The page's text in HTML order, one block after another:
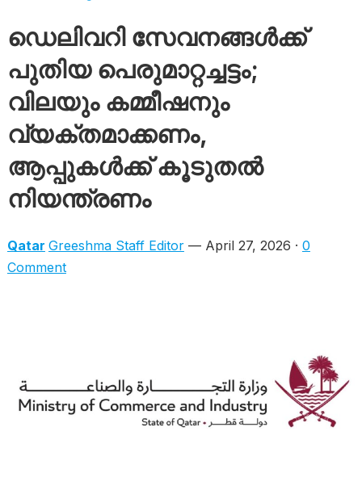
ഡെലിവറി സേവനങ്ങൾക്ക്
പുതിയ പെരുമാറ്റച്ചട്ടം;
വിലയും കമ്മീഷനും
വ്യക്തമാക്കണം,
ആപ്പുകൾക്ക് കൂടുതൽ
നിയന്ത്രണം
Qatar Greeshma Staff Editor— April 27, 2026 · 0
Comment